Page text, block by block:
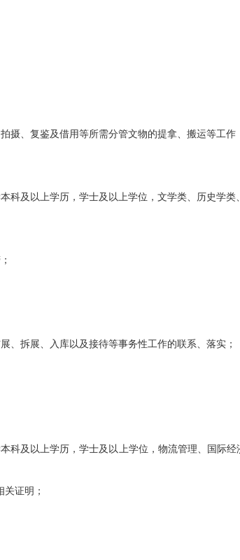
、复鉴及借用等所需分管文物的提拿、搬运等工作
及以上学历，学士及以上学位，文学类、历史学类
拆展、入库以及接待等事务性工作的联系、落实；
及以上学历，学士及以上学位，物流管理、国际
证明；